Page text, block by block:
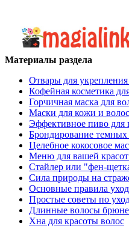
Материалы раздела
Отвары для укрепления
Кофейная косметика
Горчичная маска для
Маски для кожи и волос
Эффективное пиво для
Брондирование темных
Целебное кокосовое
Меню для вашей
Стайлер или "фен-
Сила природы на
Основные правила
Простые советы по
Длинные волосы
Хна для красоты волос